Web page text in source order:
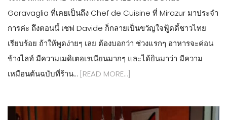
Garavaglia ที่เคยเป็นถึง Chef de Cuisine ที่ Mirazur มาประจำ
การค่ะ ถึงตอนนี้ เชฟ Davide ก็กลายเป็นขวัญใจฟู้ดดี้ชาวไทย
เรียบร้อย ถ้าให้พูดง่ายๆ เลย ต้องบอกว่า ช่วงแรกๆ อาหารจะค่อน
ข้างไลท์ มีความเมดิเตอเรเนียนมากๆ และได้ยินมาว่า มีความ
เหมือนต้นฉบับที่ร้าน… [READ MORE…]